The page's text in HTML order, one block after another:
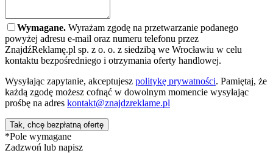
Wymagane. Wyrażam zgodę na przetwarzanie podanego
powyżej adresu e-mail oraz numeru telefonu przez
ZnajdźReklamę.pl sp. z o. o. z siedzibą we Wrocławiu w celu
kontaktu bezpośredniego i otrzymania oferty handlowej.
Wysyłając zapytanie, akceptujesz politykę prywatności. Pamiętaj, że
każdą zgodę możesz cofnąć w dowolnym momencie wysyłając
prośbę na adres kontakt@znajdzreklame.pl
Tak, chcę bezpłatną ofertę
*Pole wymagane
Zadzwoń lub napisz